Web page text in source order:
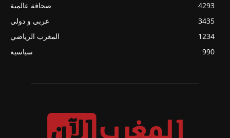
صحافة عالمية
4293
عربي و دولي
3435
المغرب الرياضي
1234
سياسية
990